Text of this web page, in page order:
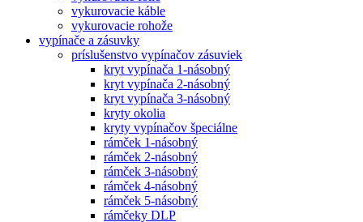
vykurovacie káble
vykurovacie rohože
vypínače a zásuvky
príslušenstvo vypínačov zásuviek
kryt vypínača 1-násobný
kryt vypínača 2-násobný
kryt vypínača 3-násobný
kryty okolia
kryty vypínačov špeciálne
rámček 1-násobný
rámček 2-násobný
rámček 3-násobný
rámček 4-násobný
rámček 5-násobný
rámčeky DLP